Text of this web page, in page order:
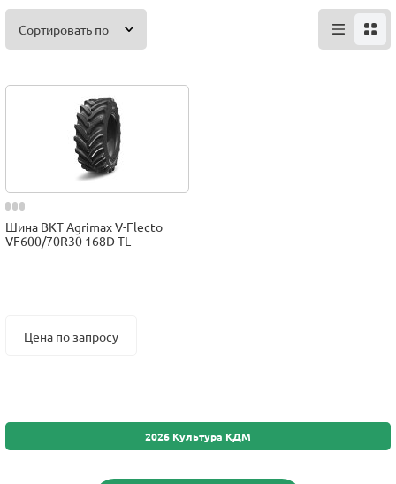
Сортировать по
Шина BKT Agrimax V-Flecto
VF600/70R30 168D TL
Цена по запросу
2026 Культура КДМ